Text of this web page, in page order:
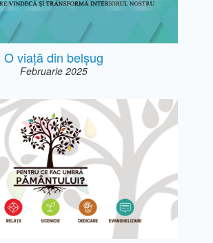
O viață din belșug
Februarie 2025